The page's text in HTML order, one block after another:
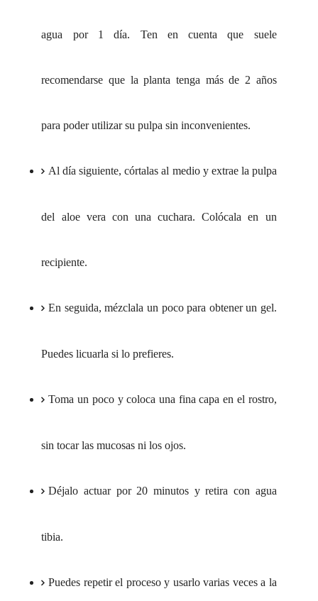
agua por 1 día. Ten en cuenta que suele
recomendarse que la planta tenga más de 2 años
para poder utilizar su pulpa sin inconvenientes.
Al día siguiente, córtalas al medio y extrae la pulpa
del aloe vera con una cuchara. Colócala en un
recipiente.
En seguida, mézclala un poco para obtener un gel.
Puedes licuarla si lo prefieres.
Toma un poco y coloca una fina capa en el rostro,
sin tocar las mucosas ni los ojos.
Déjalo actuar por 20 minutos y retira con agua
tibia.
Puedes repetir el proceso y usarlo varias veces a la